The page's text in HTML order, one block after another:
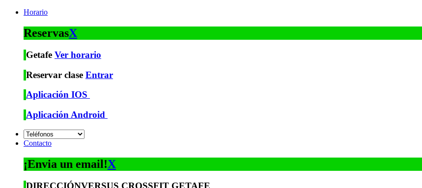
Horario
ReservasX
Getafe Ver horario
Reservar clase Entrar
Aplicación IOS
Aplicación Android
Contacto
¡Envia un email!X
DIRECCIÓNVERSUS CROSSFIT GETAFE